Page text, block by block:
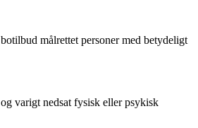
botilbud målrettet personer med betydeligt
og varigt nedsat fysisk eller psykisk